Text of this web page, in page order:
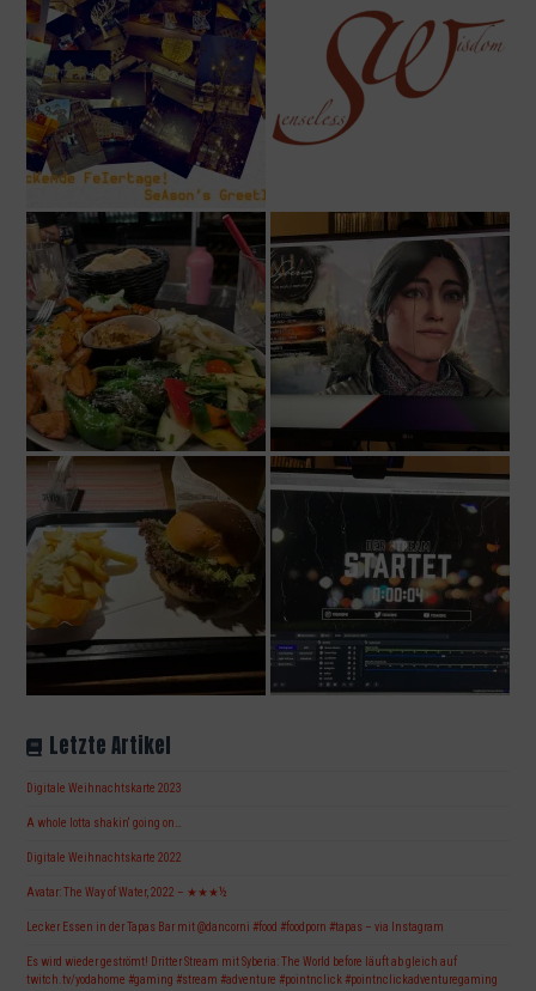
Letzte Artikel
Digitale Weihnachtskarte 2023
A whole lotta shakin‘ going on…
Digitale Weihnachtskarte 2022
Avatar: The Way of Water, 2022 – ★★★½
Lecker Essen in der Tapas Bar mit @dancorni #food #foodporn #tapas – via Instagram
Es wird wieder geströmt! Dritter Stream mit Syberia: The World before läuft ab gleich auf
twitch.tv/yodahome #gaming #stream #adventure #pointnclick #pointnclickadventuregaming